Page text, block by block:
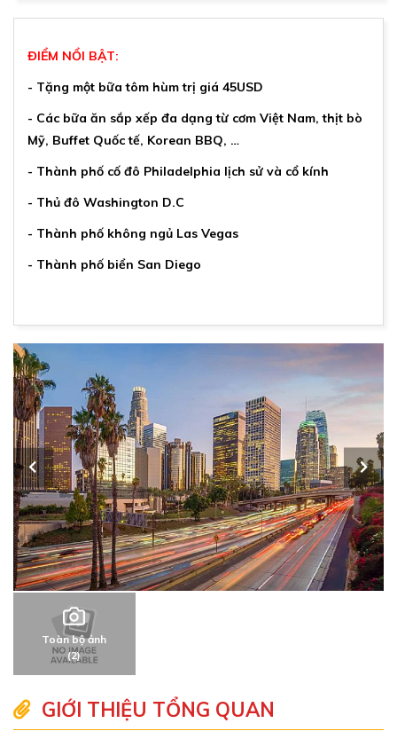
ĐIỂM NỔI BẬT:
- Tặng một bữa tôm hùm trị giá 45USD
- Các bữa ăn sắp xếp đa dạng từ cơm Việt Nam, thịt bò
Mỹ, Buffet Quốc tế, Korean BBQ, …
- Thành phố cố đô Philadelphia lịch sử và cổ kính
- Thủ đô Washington D.C
- Thành phố không ngủ Las Vegas
- Thành phố biển San Diego
Toàn bộ ảnh
(2)
GIỚI THIỆU TỔNG QUAN